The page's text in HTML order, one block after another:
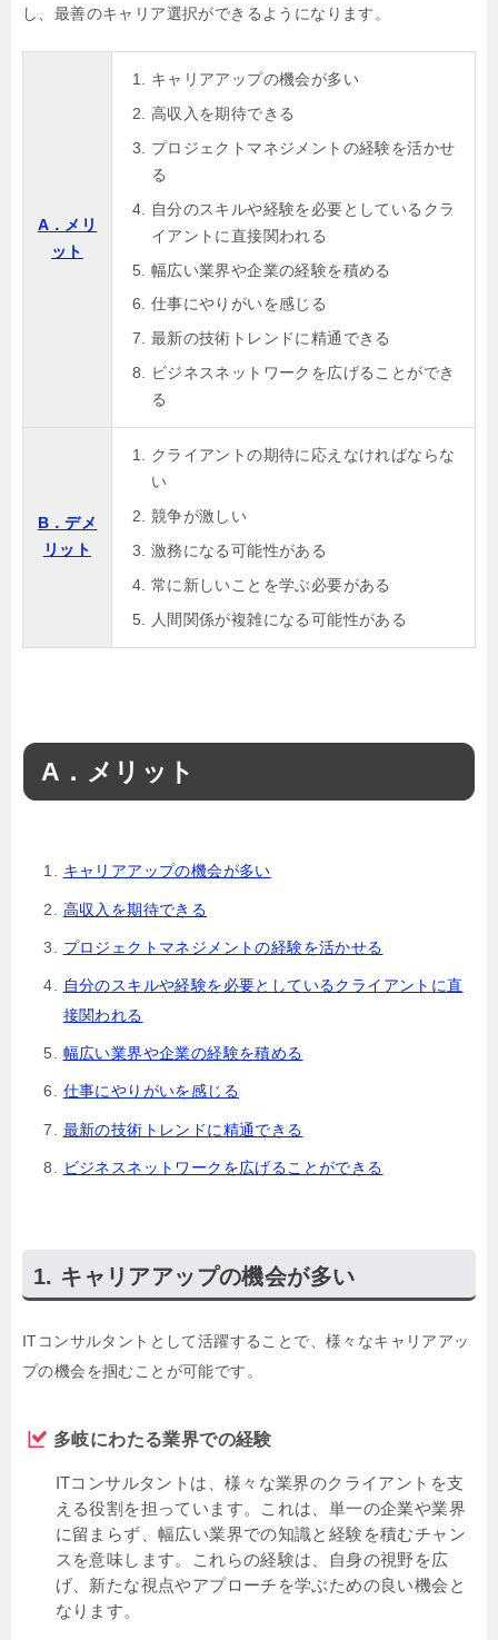
し、最善のキャリア選択ができるようになります。
A．メリ
ット
キャリアアップの機会が多い
高収入を期待できる
プロジェクトマネジメントの経験を活かせ
る
自分のスキルや経験を必要としているクラ
イアントに直接関われる
幅広い業界や企業の経験を積める
仕事にやりがいを感じる
最新の技術トレンドに精通できる
ビジネスネットワークを広げることができ
る
B．デメ
リット
クライアントの期待に応えなければならな
い
競争が激しい
激務になる可能性がある
常に新しいことを学ぶ必要がある
人間関係が複雑になる可能性がある
A．メリット
キャリアアップの機会が多い
高収入を期待できる
プロジェクトマネジメントの経験を活かせる
自分のスキルや経験を必要としているクライアントに直
接関われる
幅広い業界や企業の経験を積める
仕事にやりがいを感じる
最新の技術トレンドに精通できる
ビジネスネットワークを広げることができる
キャリアアップの機会が多い
ITコンサルタントとして活躍することで、様々なキャリアアッ
プの機会を掴むことが可能です。
多岐にわたる業界での経験
ITコンサルタントは、様々な業界のクライアントを支
える役割を担っています。これは、単一の企業や業界
に留まらず、幅広い業界での知識と経験を積むチャン
スを意味します。これらの経験は、自身の視野を広
げ、新たな視点やアプローチを学ぶための良い機会と
なります。